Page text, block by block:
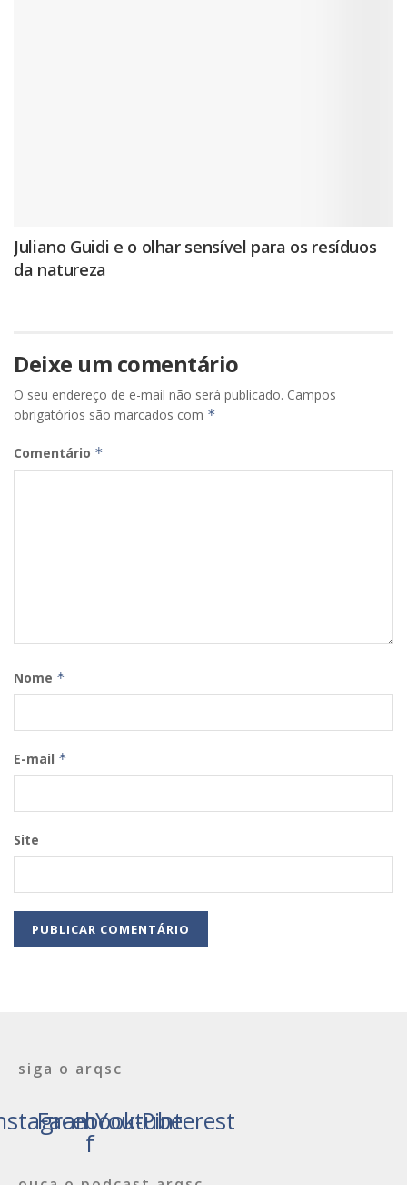
Juliano Guidi e o olhar sensível para os resíduos
da natureza
Deixe um comentário
O seu endereço de e-mail não será publicado. Campos
obrigatórios são marcados com *
Comentário *
Nome *
E-mail *
Site
siga o arqsc
Facebook-
f
YoutubePinterest